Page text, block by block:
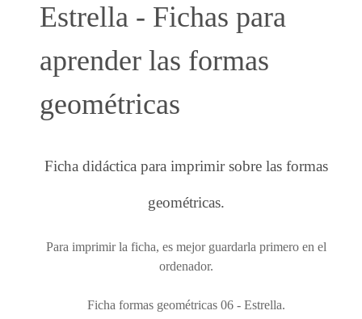
Estrella - Fichas para
aprender las formas
geométricas
Ficha didáctica para imprimir sobre las formas
geométricas.
Para imprimir la ficha, es mejor guardarla primero en el
ordenador.
Ficha formas geométricas 06 - Estrella.